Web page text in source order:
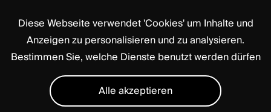
Clinical
Education
Diese Webseite verwendet 'Cookies' um Inhalte und
Anzeigen zu personalisieren und zu analysieren.
Bestimmen Sie, welche Dienste benutzt werden dürfen
Alle akzeptieren